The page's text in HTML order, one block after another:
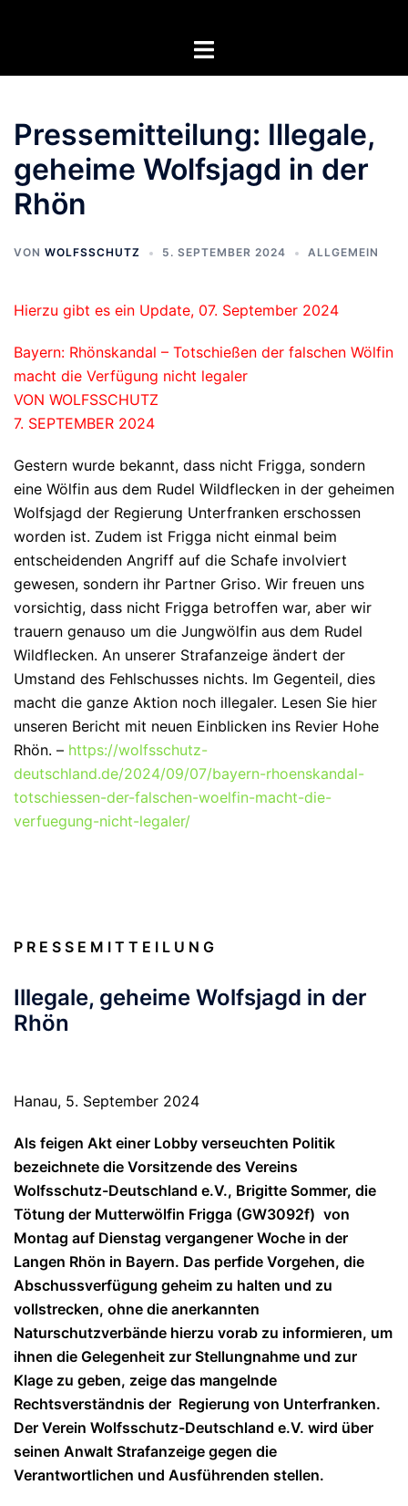
Menü
Pressemitteilung: Illegale,
geheime Wolfsjagd in der
Rhön
VON WOLFSSCHUTZ 5. SEPTEMBER 2024 ALLGEMEIN
Hierzu gibt es ein Update, 07. September 2024
Bayern: Rhönskandal – Totschießen der falschen Wölfin
macht die Verfügung nicht legaler
VON WOLFSSCHUTZ
7. SEPTEMBER 2024
Gestern wurde bekannt, dass nicht Frigga, sondern
eine Wölfin aus dem Rudel Wildflecken in der geheimen
Wolfsjagd der Regierung Unterfranken erschossen
worden ist. Zudem ist Frigga nicht einmal beim
entscheidenden Angriff auf die Schafe involviert
gewesen, sondern ihr Partner Griso. Wir freuen uns
vorsichtig, dass nicht Frigga betroffen war, aber wir
trauern genauso um die Jungwölfin aus dem Rudel
Wildflecken. An unserer Strafanzeige ändert der
Umstand des Fehlschusses nichts. Im Gegenteil, dies
macht die ganze Aktion noch illegaler. Lesen Sie hier
unseren Bericht mit neuen Einblicken ins Revier Hohe
Rhön. – https://wolfsschutz-
deutschland.de/2024/09/07/bayern-rhoenskandal-
totschiessen-der-falschen-woelfin-macht-die-
verfuegung-nicht-legaler/
P R E S S E M I T T E I L U N G
Illegale, geheime Wolfsjagd in der
Rhön
Hanau, 5. September 2024
Als feigen Akt einer Lobby verseuchten Politik
bezeichnete die Vorsitzende des Vereins
Wolfsschutz-Deutschland e.V., Brigitte Sommer, die
Tötung der Mutterwölfin Frigga (GW3092f) von
Montag auf Dienstag vergangener Woche in der
Langen Rhön in Bayern. Das perfide Vorgehen, die
Abschussverfügung geheim zu halten und zu
vollstrecken, ohne die anerkannten
Naturschutzverbände hierzu vorab zu informieren, um
ihnen die Gelegenheit zur Stellungnahme und zur
Klage zu geben, zeige das mangelnde
Rechtsverständnis der Regierung von Unterfranken.
Der Verein Wolfsschutz-Deutschland e.V. wird über
seinen Anwalt Strafanzeige gegen die
Verantwortlichen und Ausführenden stellen.